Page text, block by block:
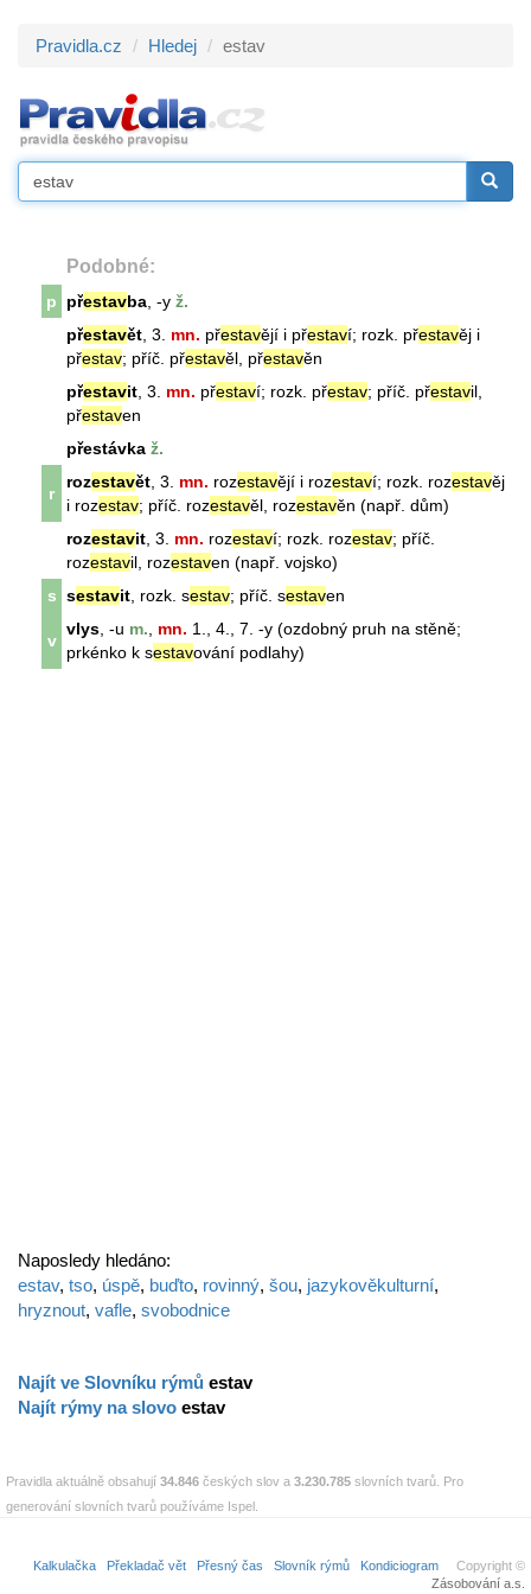
Pravidla.cz Hledej estav
Podobné:
p přestavba , -y ž.
přestavět , 3. mn. přestavějí i přestaví; rozk. přestavěj i
přestav; příč. přestavěl, přestavěn
přestavit , 3. mn. přestaví; rozk. přestav; příč. přestavil,
přestaven
přestávka ž.
r
rozestavět , 3. mn. rozestavějí i rozestaví; rozk. rozestavěj
i rozestav; příč. rozestavěl, rozestavěn (např. dům)
rozestavit , 3. mn. rozestaví; rozk. rozestav; příč.
rozestavil, rozestaven (např. vojsko)
s sestavit , rozk. sestav; příč. sestaven
v
vlys , -u m. mn. 1., 4., 7. -y (ozdobný pruh na stěně;
prkénko k sestavování podlahy)
Naposledy hledáno:
estav, tso, úspě, buďto, rovinný, šou, jazykověkulturní,
hryznout, vafle, svobodnice
Najít ve Slovníku rýmů estav
Najít rýmy na slovo estav
Pravidla aktuálně obsahují 34.846 českých slov a 3.230.785 slovních tvarů. Pro
generování slovních tvarů používáme Ispel.
Kalkulačka Překladač vět Přesný čas Slovník rýmů Kondiciogram Copyright ©
Zásobování a.s.